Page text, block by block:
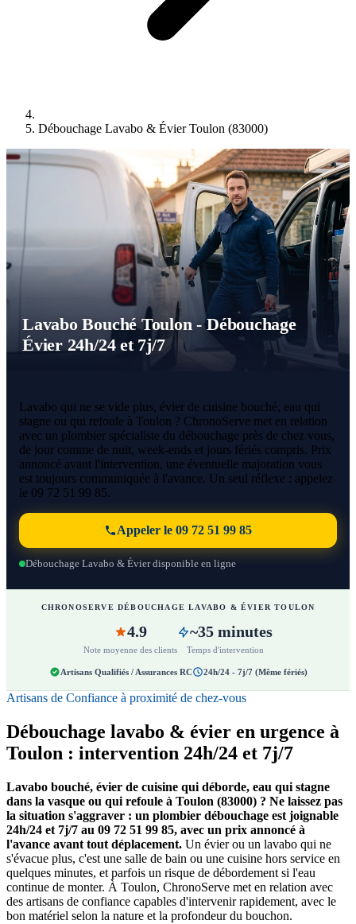
Débouchage Lavabo & Évier Toulon (83000)
Lavabo Bouché Toulon - Débouchage
Évier 24h/24 et 7j/7
Lavabo qui ne se vide plus, évier de cuisine bouché, eau qui
stagne ou qui refoule à Toulon ? ChronoServe met en relation
avec un plombier spécialiste du débouchage près de chez vous,
de jour comme de nuit, week-ends et jours fériés compris. Prix
annoncé avant l'intervention, une éventuelle majoration vous
est toujours communiquée à l'avance. Un seul réflexe : appelez
le 09 72 51 99 85.
Appeler le 09 72 51 99 85
Débouchage Lavabo & Évier disponible en ligne
CHRONOSERVE DÉBOUCHAGE LAVABO & ÉVIER TOULON
4.9
Note moyenne des clients
~35 minutes
Temps d'intervention
Artisans Qualifiés / Assurances RC 24h/24 - 7j/7 (Même fériés)
Artisans de Confiance à proximité de chez-vous
Débouchage lavabo & évier en urgence à
Toulon : intervention 24h/24 et 7j/7
Lavabo bouché, évier de cuisine qui déborde, eau qui stagne
dans la vasque ou qui refoule à Toulon (83000) ? Ne laissez pas
la situation s'aggraver : un plombier débouchage est joignable
24h/24 et 7j/7 au 09 72 51 99 85, avec un prix annoncé à
l'avance avant tout déplacement. Un évier ou un lavabo qui ne
s'évacue plus, c'est une salle de bain ou une cuisine hors service en
quelques minutes, et parfois un risque de débordement si l'eau
continue de monter. À Toulon, ChronoServe met en relation avec
des artisans de confiance capables d'intervenir rapidement, avec le
bon matériel selon la nature et la profondeur du bouchon.